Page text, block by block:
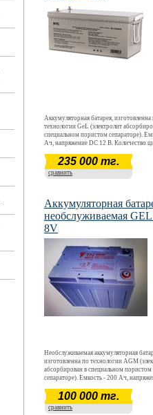
Аккумуляторная батарея, изготовленна
технологии GeL (электролит
специальном пористом сепараторе).
Ач, напряжение DC 12 В. Количество
30%). Основное применение:
бесперебойного питания, Солнечные и
генераторные системы,Охранные и
235 000 тг.
сравнить
Аккумуляторная
необслуживаемая
8V
Необслуживаемая аккумуляторная
изготовленна по технологии AGM
абсорбирован в специальном пористом
сепараторе). Емкость - 200 Ач,
глубине разряда не более 50%). Чаще
используется в качестве тягловой или
накопительной.
100 000 тг.
сравнить